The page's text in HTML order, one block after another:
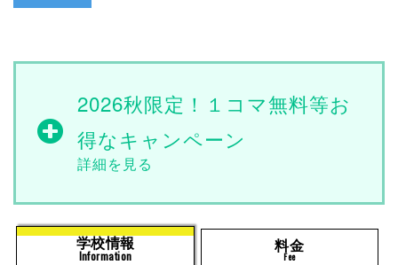
2026秋限定！１コマ無料等お
得なキャンペーン
学校情報
Information
料金
Fee